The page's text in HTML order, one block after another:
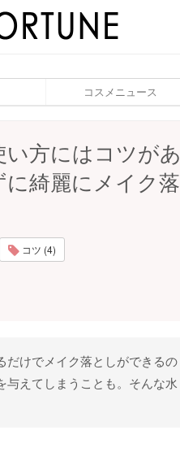
コスメニュース
い方にはコツがあ
綺麗にメイク落
コツ (4)
だけでメイク落としができるの
与えてしまうことも。そんな水